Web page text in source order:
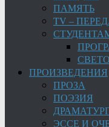
ПАМЯТЬ
TV –
ПРОИЗВЕДЕНИЯ
ПРОЗА
ПОЭЗИЯ
ЭССЕ И